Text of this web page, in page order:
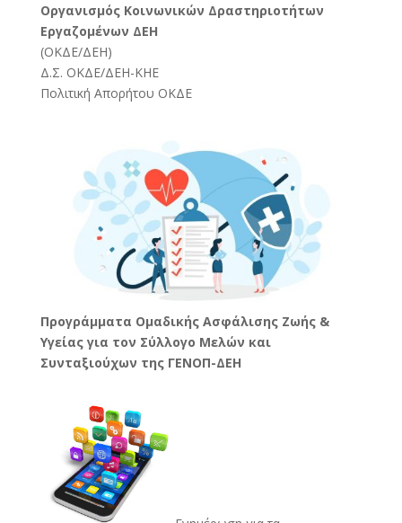
Oργανισμός Κοινωνικών Δραστηριοτήτων
Εργαζομένων ΔΕΗ
(ΟΚΔΕ/ΔΕΗ)
Δ.Σ. ΟΚΔΕ/ΔΕΗ-ΚΗΕ
Πολιτική Απορήτου ΟΚΔΕ
Προγράμματα Ομαδικής Ασφάλισης Ζωής &
Υγείας για τον Σύλλογο Μελών και
Συνταξιούχων της ΓΕΝΟΠ-ΔΕΗ